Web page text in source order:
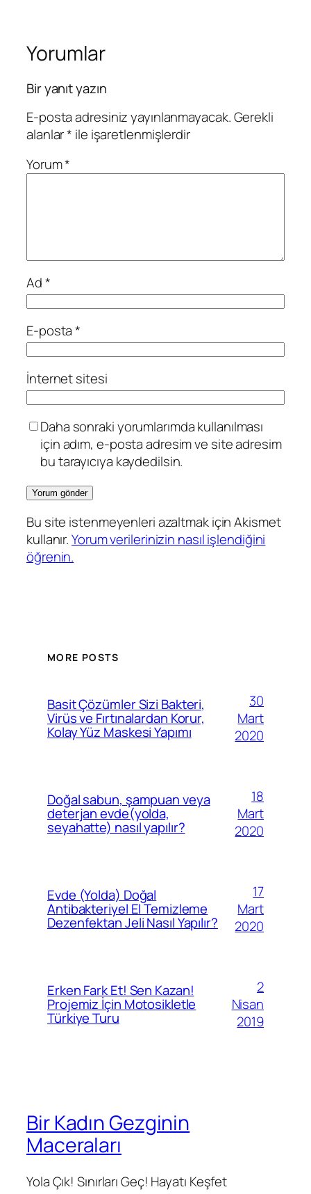
Yorumlar
Bir yanıt yazın
E-posta adresiniz yayınlanmayacak.Gerekli
alanlar* ile işaretlenmişlerdir
Yorum*
Ad*
E-posta*
İnternet sitesi
Daha sonraki yorumlarımda kullanılması
için adım, e-posta adresim ve site adresim
bu tarayıcıya kaydedilsin.
Bu site istenmeyenleri azaltmak için Akismet
kullanır.Yorum verilerinizin nasıl işlendiğini
öğrenin.
MORE POSTS
Basit Çözümler Sizi Bakteri,
Virüs ve Fırtınalardan Korur,
Kolay Yüz Maskesi Yapımı
30
Mart
2020
Doğal sabun, şampuan veya
deterjan evde(yolda,
seyahatte) nasıl yapılır?
18
Mart
2020
Evde (Yolda) Doğal
Antibakteriyel El Temizleme
Dezenfektan Jeli Nasıl Yapılır?
17
Mart
2020
Erken Fark Et! Sen Kazan!
Projemiz İçin Motosikletle
Türkiye Turu
2
Nisan
2019
Bir Kadın Gezginin
Maceraları
Yola Çık! Sınırları Geç! Hayatı Keşfet